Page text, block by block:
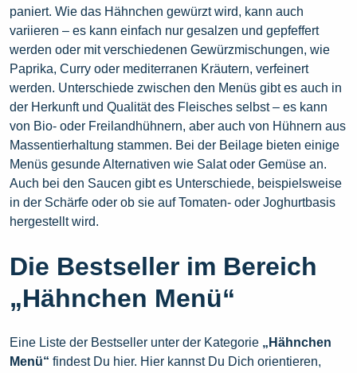
paniert. Wie das Hähnchen gewürzt wird, kann auch
variieren – es kann einfach nur gesalzen und gepfeffert
werden oder mit verschiedenen Gewürzmischungen, wie
Paprika, Curry oder mediterranen Kräutern, verfeinert
werden. Unterschiede zwischen den Menüs gibt es auch in
der Herkunft und Qualität des Fleisches selbst – es kann
von Bio- oder Freilandhühnern, aber auch von Hühnern aus
Massentierhaltung stammen. Bei der Beilage bieten einige
Menüs gesunde Alternativen wie Salat oder Gemüse an.
Auch bei den Saucen gibt es Unterschiede, beispielsweise
in der Schärfe oder ob sie auf Tomaten- oder Joghurtbasis
hergestellt wird.
Die Bestseller im Bereich
„Hähnchen Menü“
Eine Liste der Bestseller unter der Kategorie „Hähnchen
Menü“ findest Du hier. Hier kannst Du Dich orientieren,